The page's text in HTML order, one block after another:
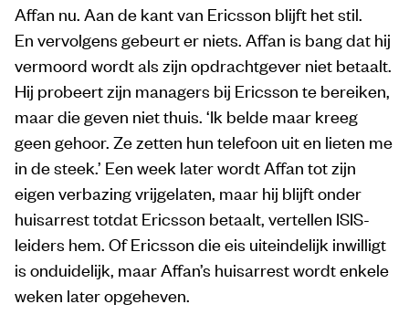
Affan nu. Aan de kant van Ericsson blijft het stil.
En vervolgens gebeurt er niets. Affan is bang dat hij
vermoord wordt als zijn opdrachtgever niet betaalt.
Hij probeert zijn managers bij Ericsson te bereiken,
maar die geven niet thuis. ‘Ik belde maar kreeg
geen gehoor. Ze zetten hun telefoon uit en lieten me
in de steek.’ Een week later wordt Affan tot zijn
eigen verbazing vrijgelaten, maar hij blijft onder
huisarrest totdat Ericsson betaalt, vertellen ISIS-
leiders hem. Of Ericsson die eis uiteindelijk inwilligt
is onduidelijk, maar Affan’s huisarrest wordt enkele
weken later opgeheven.